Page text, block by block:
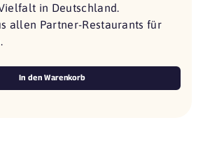
in Deutschland.
allen Partner-Restaurants für
In den Warenkorb